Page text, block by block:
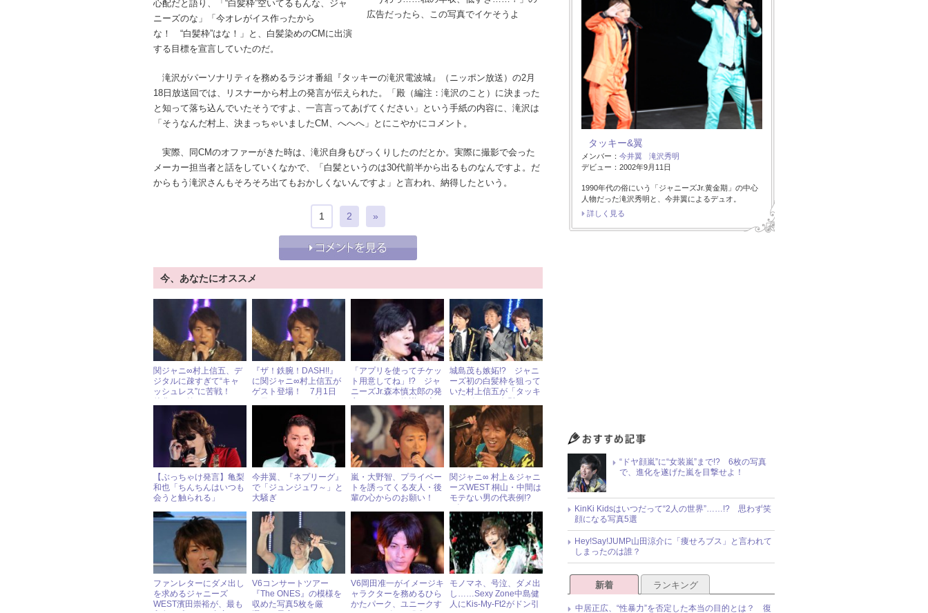
広告だったら、この写真でイケそうよ
心配だと語り、「“白髪枠”空いてるもんな、ジャ
ニーズのな」「今オレがイス作ったから
な！ “白髪枠”はな！」と、白髪染めのCMに出演
する目標を宣言していたのだ。
滝沢がパーソナリティを務めるラジオ番組『タッキーの滝沢電波城』（ニッポン放送）の2月
18日放送回では、リスナーから村上の発言が伝えられた。「殿（編注：滝沢のこと）に決まった
と知って落ち込んでいたそうですよ、一言言ってあげてください」という手紙の内容に、滝沢は
「そうなんだ村上、決まっちゃいましたCM、へへへ」とにこやかにコメント。
実際、同CMのオファーがきた時は、滝沢自身もびっくりしたのだとか。実際に撮影で会った
メーカー担当者と話をしていくなかで、「白髪というのは30代前半から出るものなんですよ。だ
からもう滝沢さんもそろそろ出てもおかしくないんですよ」と言われ、納得したという。
1 2 »
今、あなたにオススメ
関ジャニ∞村上信五、デ
ジタルに疎すぎて“キャ
ッシュレス”に苦戦！
『ザ！鉄腕！DASH!!』
に関ジャニ∞村上信五が
ゲスト登場！ 7月1日
「アプリを使ってチケッ
ト用意してね」!? ジャ
ニーズJr.森本慎太郎の発
たワケ
城島茂も嫉妬!? ジャニ
ーズ初の白髪枠を狙って
いた村上信五が「タッキ
【ぶっちゃけ発言】亀梨
和也「ちんちんはいつも
会うと触られる」
今井翼、『ネプリーグ』
で「ジュンジュワ～」と
大騒ぎ
嵐・大野智、プライベー
トを誘ってくる友人・後
輩の心からのお願い！
関ジャニ∞ 村上＆ジャニ
ーズWEST 桐山・中間は
モテない男の代表例!?
で公開判定！
ファンレターにダメ出し
を求めるジャニーズ
WEST濱田崇裕が、最も
V6コンサートツアー
『The ONES』の模様を
収めた写真5枚を厳
V6岡田准一がイメージキ
ャラクターを務めるひら
かたパーク、ユニークす
モノマネ、号泣、ダメ出
し……Sexy Zone中島健
人にKis-My-Ft2がドン引
タッキー&翼
メンバー： 今井翼
滝沢秀明
デビュー：2002年9月11日
1990年代の俗にいう「ジャニーズJr.黄金期」の中心
人物だった滝沢秀明と、今井翼によるデュオ。
詳しく見る
“ドヤ顔嵐”に“女装嵐”まで!? 6枚の写真
で、進化を遂げた嵐を目撃せよ！
KinKi Kidsはいつだって“2人の世界”……!? 思わず笑
顔になる写真5選
Hey!Say!JUMP山田涼介に「痩せろブス」と言われて
しまったのは誰？
新着 ランキング
中居正広、“性暴力”を否定した本当の目的とは？ 復